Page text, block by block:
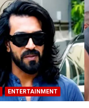
ENTERTAINMENT